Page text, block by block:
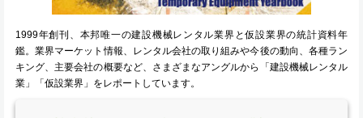
1999年創刊、本邦唯一の建設機械レンタル業界と仮設業界の統計資料年
鑑。業界マーケット情報、レンタル会社の取り組みや今後の動向、各種ラン
キング、主要会社の概要など、さまざまなアングルから「建設機械レンタル
業」「仮設業界」をレポートしています。